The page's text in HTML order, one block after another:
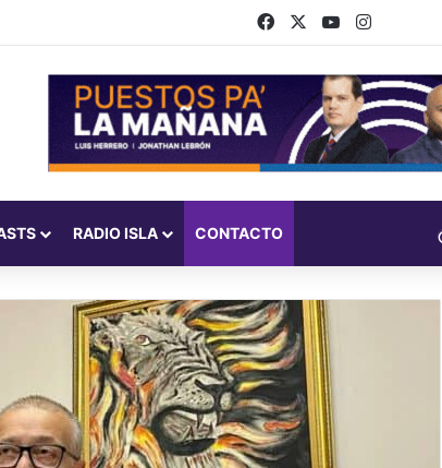
FacebookYouTubeInstagram
RADIO ISLA CONTACTO